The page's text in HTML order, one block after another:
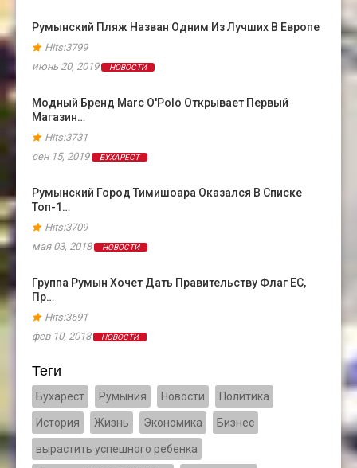
Румынский Пляж Назван Одним Из Лучших В Европе
Hits:3799
июнь 20, 2019
НОВОСТИ
Модный Бренд Marc O'Polo Открывает Первый
Магазин…
Hits:3731
сен 15, 2019
БУХАРЕСТ
Румынский Город Тимишоара Оказался В Cписке
Топ-1…
Hits:3709
мая 03, 2018
НОВОСТИ
Группа Румын Хочет Дать Правительству Флаг ЕС,
Пр…
Hits:3691
фев 10, 2018
НОВОСТИ
Теги
Бухарест Румыния Новости Политика
История Жизнь Экономика Бизнес
вырастить успешного ребенка